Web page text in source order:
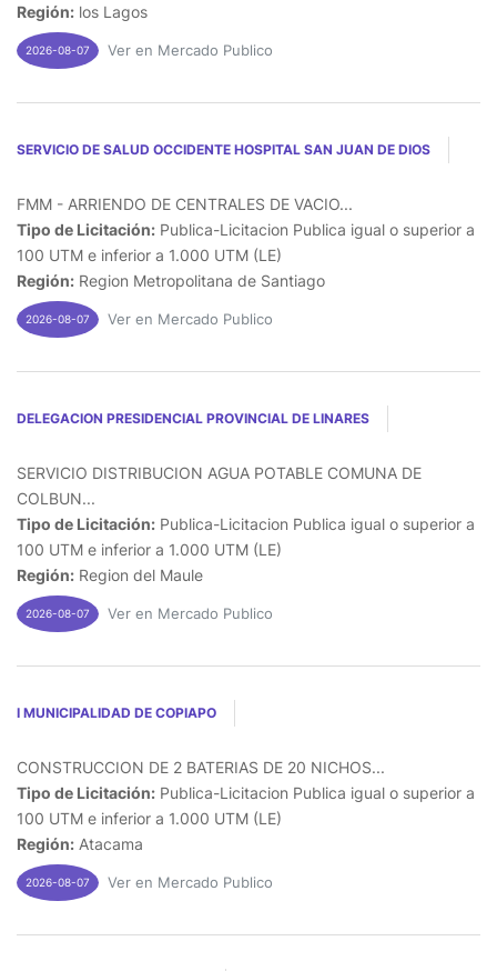
Región: los Lagos
2026-08-07 Ver en Mercado Publico
SERVICIO DE SALUD OCCIDENTE HOSPITAL SAN JUAN DE DIOS
FMM - ARRIENDO DE CENTRALES DE VACIO...
Tipo de Licitación: Publica-Licitacion Publica igual o superior a
100 UTM e inferior a 1.000 UTM (LE)
Región: Region Metropolitana de Santiago
2026-08-07 Ver en Mercado Publico
DELEGACION PRESIDENCIAL PROVINCIAL DE LINARES
SERVICIO DISTRIBUCION AGUA POTABLE COMUNA DE
COLBUN...
Tipo de Licitación: Publica-Licitacion Publica igual o superior a
100 UTM e inferior a 1.000 UTM (LE)
Región: Region del Maule
2026-08-07 Ver en Mercado Publico
I MUNICIPALIDAD DE COPIAPO
CONSTRUCCION DE 2 BATERIAS DE 20 NICHOS...
Tipo de Licitación: Publica-Licitacion Publica igual o superior a
100 UTM e inferior a 1.000 UTM (LE)
Región: Atacama
2026-08-07 Ver en Mercado Publico